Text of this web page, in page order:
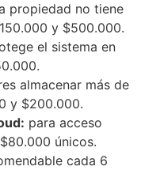
propiedad no tiene
y $500.000.
el sistema en
almacenar más de
y $200.000.
para acceso
únicos.
cada 6